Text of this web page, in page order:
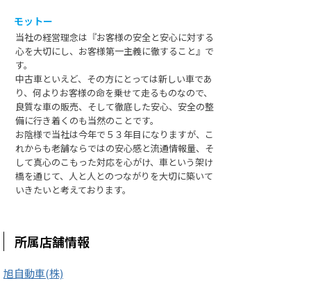
モットー
当社の経営理念は『お客様の安全と安心に対する
心を大切にし、お客様第一主義に徹すること』で
す。
中古車といえど、その方にとっては新しい車であ
り、何よりお客様の命を乗せて走るものなので、
良質な車の販売、そして徹底した安心、安全の整
備に行き着くのも当然のことです。
お陰様で当社は今年で５３年目になりますが、こ
れからも老舗ならではの安心感と流通情報量、そ
して真心のこもった対応を心がけ、車という架け
橋を通じて、人と人とのつながりを大切に築いて
いきたいと考えております。
所属店舗情報
旭自動車(株)